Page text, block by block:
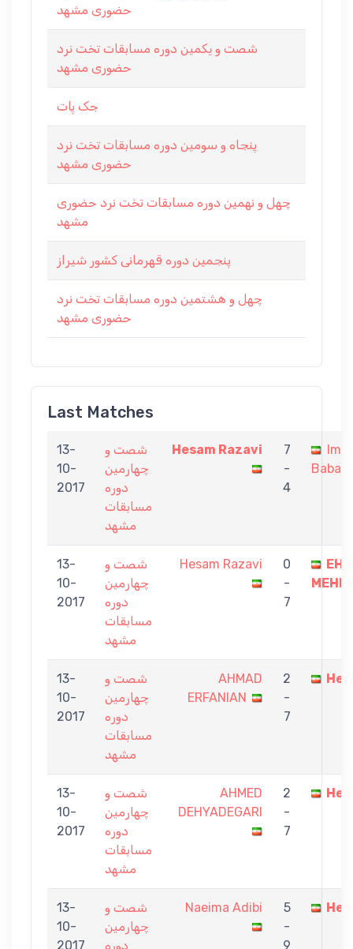
حضوری مشهد
شصت و یکمین دوره مسابقات تخت نرد
حضوری مشهد
جک پات
پنجاه و سومین دوره مسابقات تخت نرد
حضوری مشهد
چهل و نهمین دوره مسابقات تخت نرد حضوری
مشهد
پنجمین دوره قهرمانی کشور شیراز
چهل و هشتمین دوره مسابقات تخت نرد
حضوری مشهد
Last Matches
13-
10-
2017
شصت و
چهارمین
دوره
مسابقات
مشهد
Hesam Razavi
7
-
4
13-
10-
2017
شصت و
چهارمین
دوره
مسابقات
مشهد
Hesam Razavi
0
-
7
13-
10-
2017
شصت و
چهارمین
دوره
مسابقات
مشهد
AHMAD
ERFANIAN
2
-
7
13-
10-
2017
شصت و
چهارمین
دوره
مسابقات
مشهد
AHMED
DEHYADEGARI
2
-
7
13-
10-
2017
شصت و
چهارمین
دوره
Naeima Adibi
5
-
9